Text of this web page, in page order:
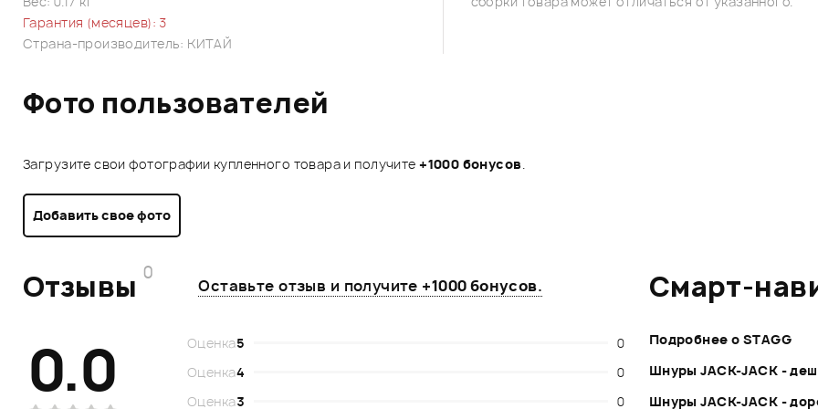
Гарантия (месяцев): 3
Страна-производитель: КИТАЙ
Фото пользователей
Загрузите свои фотографии купленного товара и получите+1000 бонусов.
Добавить свое фото
Отзывы 0
Оставьте отзыв и получите +1000 бонусов.
0.0 Оценка5
0
Оценка4
0
Оценка3 0
Смарт-
Подробнее о STAGG
Шнуры JACK-JACK -
Шнуры JACK-JACK -